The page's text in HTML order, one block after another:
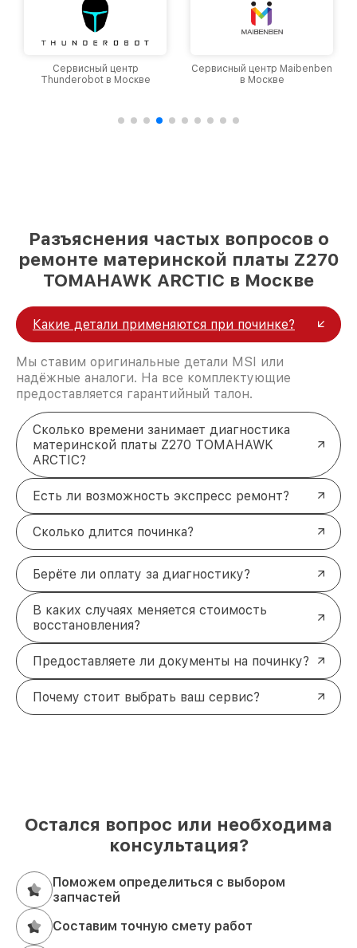
Сервисный центр
Thunderobot в Москве
Сервисный центр Maibenben
в Москве
Разъяснения частых вопросов о
ремонте материнской платы Z270
TOMAHAWK ARCTIC в Москве
Какие детали применяются при починке?
Мы ставим оригинальные детали MSI или
надёжные аналоги. На все комплектующие
предоставляется гарантийный талон.
Сколько времени занимает диагностика
материнской платы Z270 TOMAHAWK
ARCTIC?
Есть ли возможность экспресс ремонт?
Сколько длится починка?
Берёте ли оплату за диагностику?
В каких случаях меняется стоимость
восстановления?
Предоставляете ли документы на починку?
Почему стоит выбрать ваш сервис?
Остался вопрос или необходима
консультация?
Поможем определиться с выбором
запчастей
Составим точную смету работ